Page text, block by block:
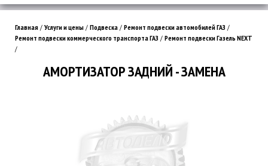
Главная / Услуги и цены / Подвеска / Ремонт подвески автомобилей ГАЗ /
Ремонт подвески коммерческого транспорта ГАЗ / Ремонт подвески Газель NEXT
/
АМОРТИЗАТОР ЗАДНИЙ - ЗАМЕНА